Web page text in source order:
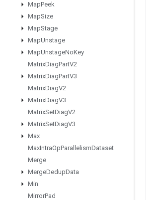
MapPeek
MapSize
MapStage
MapUnstage
MapUnstageNoKey
MatrixDiagPartV2
MatrixDiagPartV3
MatrixDiagV2
MatrixDiagV3
MatrixSetDiagV2
MatrixSetDiagV3
Max
MaxIntraOpParallelismDataset
Merge
MergeDedupData
Min
MirrorPad